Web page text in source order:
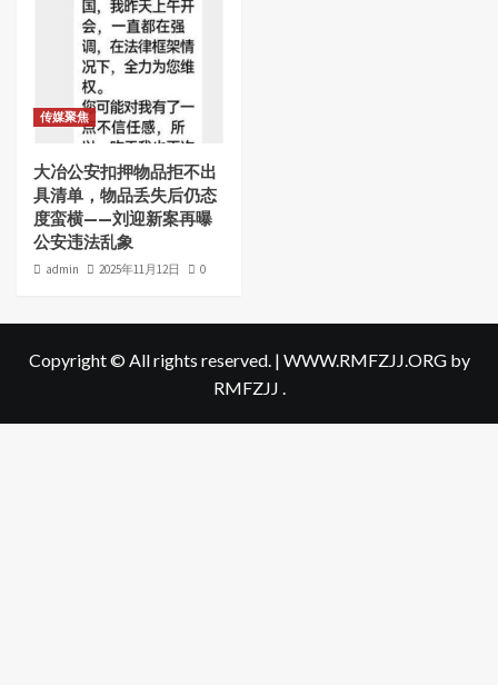
传媒聚焦
大冶公安扣押物品拒不出
具清单，物品丢失后仍态
度蛮横——刘迎新案再曝
公安违法乱象
admin 2025年11月12日 0
Copyright © All rights reserved. | WWW.RMFZJJ.ORGby
RMFZJJ .